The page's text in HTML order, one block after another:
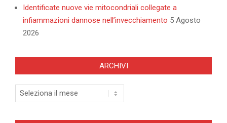
Identificate nuove vie mitocondriali collegate a
infiammazioni dannose nell’invecchiamento 5 Agosto
2026
ARCHIVI
Archivi